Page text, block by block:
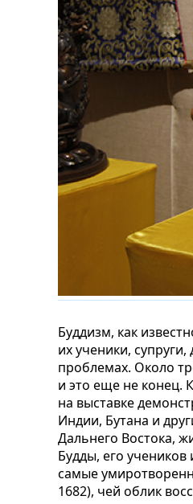
Буддизм, как
их ученики,
проблемах. Около
и это еще не конец.
на выставке
Индии, Бутана и
Дальнего Востока,
Будды, его
самые
1682), чей облик